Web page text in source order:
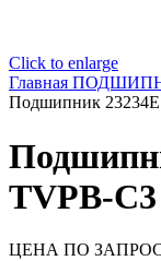
Click to enlarge
Главная
Подшипник
TVPB-
ЦЕНА ПО